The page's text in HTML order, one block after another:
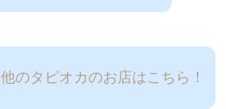
他のタピオカのお店はこちら！